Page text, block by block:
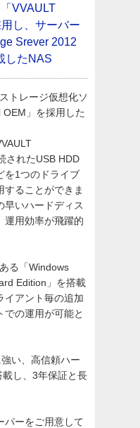
VVAULT
し、サーバー
Srever 2012
したNAS
トレージ仮想化ソ
」を採用した
されたUSB HDD
を1つのドライブ
することができま
早いハードディス
運用効率が飛躍的
る「Windows
Edition」を搭載
イアント毎の追加
での運用が可能と
い、高信頼ハー
載し、3年保証と長
パーをご用意して